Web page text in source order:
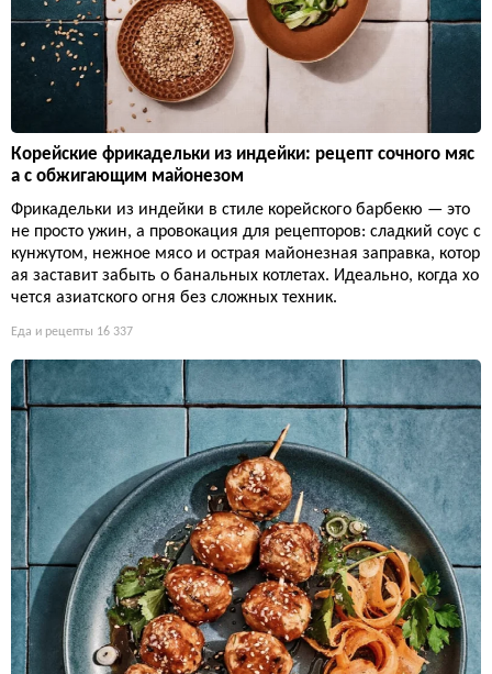
Корейские фрикадельки из индейки: рецепт сочного мяс
а с обжигающим майонезом
Фрикадельки из индейки в стиле корейского барбекю — это
не просто ужин, а провокация для рецепторов: сладкий соус с
кунжутом, нежное мясо и острая майонезная заправка, котор
ая заставит забыть о банальных котлетах. Идеально, когда хо
чется азиатского огня без сложных техник.
Еда и рецепты 16 337